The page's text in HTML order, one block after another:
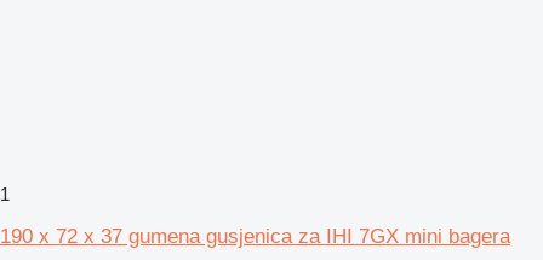
1
190 x 72 x 37 gumena gusjenica za IHI 7GX mini bagera